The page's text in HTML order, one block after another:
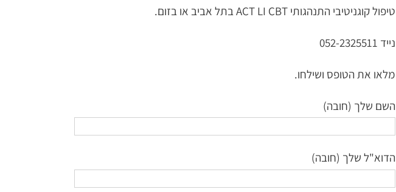
טיפול קוגניטיבי התנהגותי ACT LI CBT בתל אביב או בזום.
נייד 052-2325511
מלאו את הטופס ושילחו.
השם שלך (חובה)
הדוא"ל שלך (חובה)